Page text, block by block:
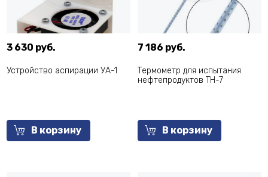
3 630 руб.
Устройство аспирации УА-1
В корзину
7 186 руб.
Термометр для испытания
нефтепродуктов ТН-7
В корзину